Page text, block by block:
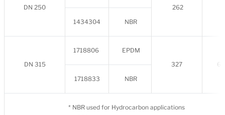
DN 250
262
1434304
NBR
DN 315
1718806
EPDM
327
6
1718833
NBR
* NBR used for Hydrocarbon applications